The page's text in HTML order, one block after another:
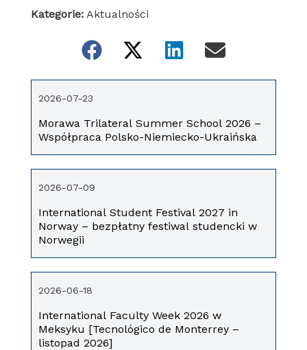
Kategorie: Aktualności
Morawa Trilateral Summer School 2026 –
Współpraca Polsko-Niemiecko-Ukraińska
2026-07-23
International Student Festival 2027 in
Norway – bezpłatny festiwal studencki w
Norwegii
2026-07-09
International Faculty Week 2026 w
Meksyku [Tecnológico de Monterrey –
listopad 2026]
2026-06-18